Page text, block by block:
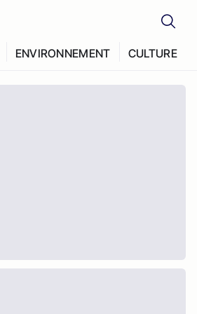
ENVIRONNEMENT CULTURE